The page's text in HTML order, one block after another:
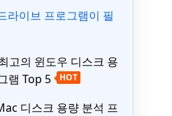
라이브 프로그램이 필
고의 윈도우 디스크 용
램 Top 5
HOT
디스크 용량 분석 프